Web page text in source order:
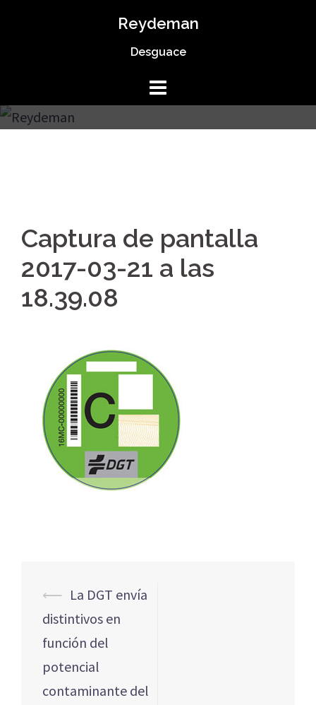
Reydeman
Desguace
Captura de pantalla
2017-03-21 a las
18.39.08
Navegación
de
entradas
⟵ La DGT envía
distintivos en
función del
potencial
contaminante del